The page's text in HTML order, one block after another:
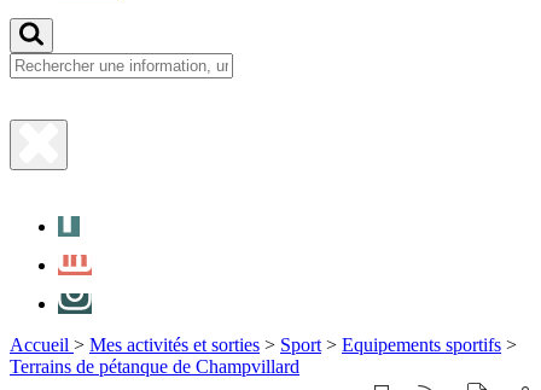
Fermer
Accueil > Mes activités et sorties > Sport > Equipements sportifs >
Terrains de pétanque de Champvillard